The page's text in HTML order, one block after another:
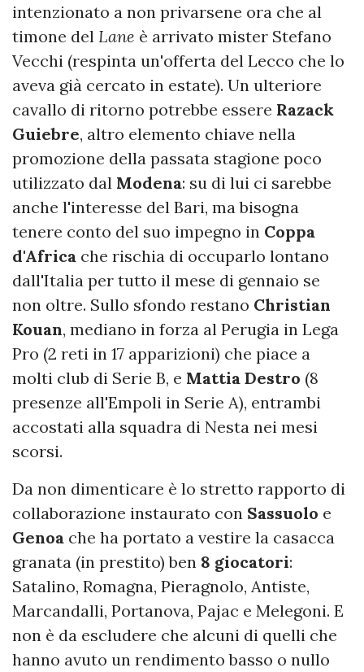
intenzionato a non privarsene ora che al
timone del Lane è arrivato mister Stefano
Vecchi (respinta un'offerta del Lecco che lo
aveva già cercato in estate). Un ulteriore
cavallo di ritorno potrebbe essere Razack
Guiebre, altro elemento chiave nella
promozione della passata stagione poco
utilizzato dal Modena: su di lui ci sarebbe
anche l'interesse del Bari, ma bisogna
tenere conto del suo impegno in Coppa
d'Africa che rischia di occuparlo lontano
dall'Italia per tutto il mese di gennaio se
non oltre. Sullo sfondo restano Christian
Kouan, mediano in forza al Perugia in Lega
Pro (2 reti in 17 apparizioni) che piace a
molti club di Serie B, e Mattia Destro (8
presenze all'Empoli in Serie A), entrambi
accostati alla squadra di Nesta nei mesi
scorsi.
Da non dimenticare è lo stretto rapporto di
collaborazione instaurato con Sassuolo e
Genoa che ha portato a vestire la casacca
granata (in prestito) ben 8 giocatori:
Satalino, Romagna, Pieragnolo, Antiste,
Marcandalli, Portanova, Pajac e Melegoni. E
non è da escludere che alcuni di quelli che
hanno avuto un rendimento basso o nullo